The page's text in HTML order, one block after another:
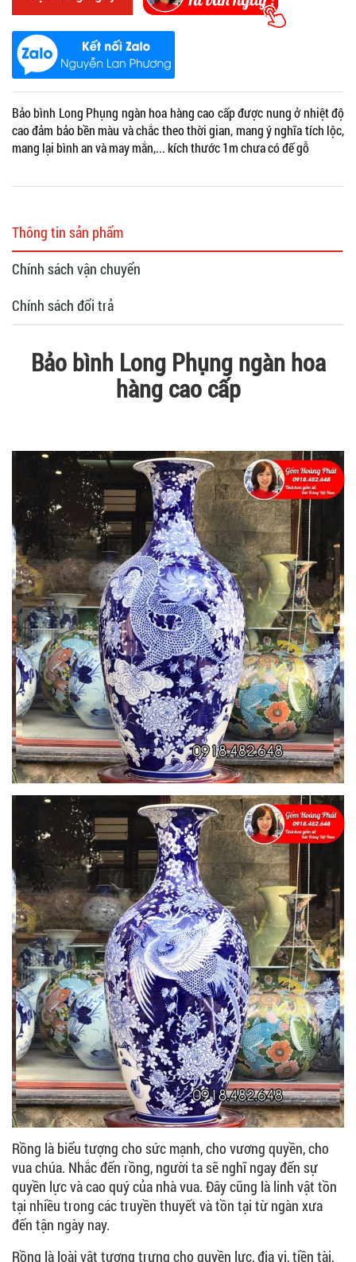
Bảo bình Long Phụng ngàn hoa hàng cao cấp được nung ở nhiệt độ
cao đảm bảo bền màu và chắc theo thời gian, mang ý nghĩa tích lộc,
mang lại bình an và may mắn,... kích thước 1m chưa có đế gỗ
Thông tin sản phẩm
Chính sách vận chuyển
Chính sách đổi trả
Bảo bình Long Phụng ngàn hoa
hàng cao cấp
Rồng là biểu tượng cho sức mạnh, cho vương quyền, cho
vua chúa. Nhắc đến rồng, người ta sẽ nghĩ ngay đến sự
quyền lực và cao quý của nhà vua. Đây cũng là linh vật tồn
tại nhiều trong các truyền thuyết và tồn tại từ ngàn xưa
đến tận ngày nay.
Rồng là loài vật tượng trưng cho quyền lực, địa vị, tiền tài,